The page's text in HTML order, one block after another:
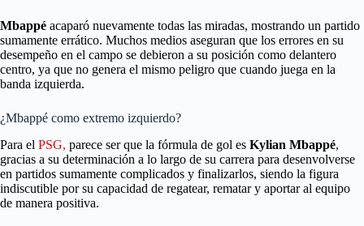
Mbappé acaparó nuevamente todas las miradas, mostrando un partido
sumamente errático. Muchos medios aseguran que los errores en su
desempeño en el campo se debieron a su posición como delantero
centro, ya que no genera el mismo peligro que cuando juega en la
banda izquierda.
¿Mbappé como extremo izquierdo?
Para el PSG, parece ser que la fórmula de gol es Kylian Mbappé,
gracias a su determinación a lo largo de su carrera para desenvolverse
en partidos sumamente complicados y finalizarlos, siendo la figura
indiscutible por su capacidad de regatear, rematar y aportar al equipo
de manera positiva.